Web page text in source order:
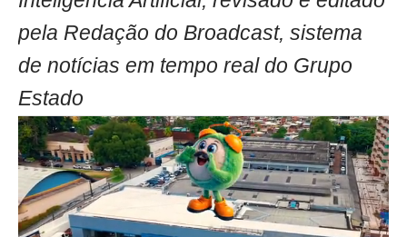
pela Redação do Broadcast, sistema
de notícias em tempo real do Grupo
Estado